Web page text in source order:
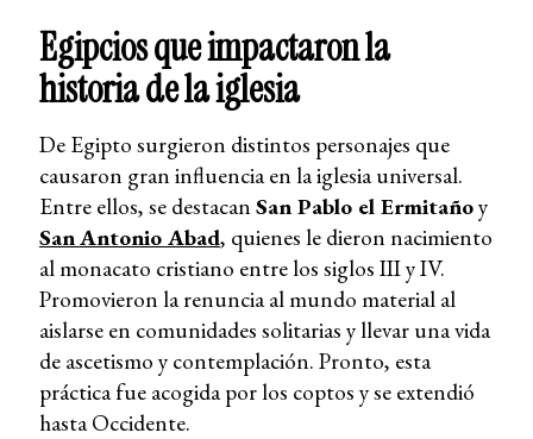
Egipcios que impactaron la
historia de la iglesia
De Egipto surgieron distintos personajes que
causaron gran influencia en la iglesia universal.
Entre ellos, se destacan San Pablo el Ermitañoy
SanAntonio Abad, quienes le dieron nacimiento
al monacato cristiano entre los siglos III y IV.
Promovieron la renuncia al mundo material al
aislarse en comunidades solitarias y llevar una vida
de ascetismo y contemplación. Pronto, esta
práctica fue acogida por los coptos y se extendió
hasta Occidente.